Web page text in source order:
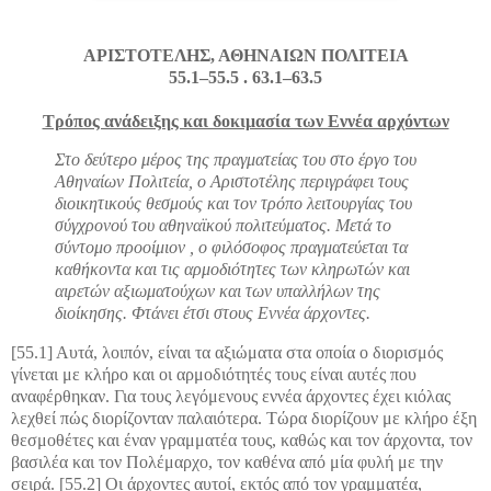
ΑΡΙΣΤΟΤΕΛΗΣ, ΑΘΗΝΑΙΩΝ ΠΟΛΙΤΕΙΑ
55.1–55.5 . 63.1–63.5
Τρόπος ανάδειξης και δοκιμασία των Εννέα αρχόντων
Στο δεύτερο μέρος της πραγματείας του στο έργο του
Αθηναίων Πολιτεία, ο Αριστοτέλης περιγράφει τους
διοικητικούς θεσμούς και τον τρόπο λειτουργίας του
σύγχρονού του αθηναϊκού πολιτεύματος. Μετά το
σύντομο προοίμιον , ο φιλόσοφος πραγματεύεται τα
καθήκοντα και τις αρμοδιότητες των κληρωτών και
αιρετών αξιωματούχων και των υπαλλήλων της
διοίκησης. Φτάνει έτσι στους Εννέα άρχοντες.
[55.1] Αυτά, λοιπόν, είναι τα αξιώματα στα οποία ο διορισμός
γίνεται με κλήρο και οι αρμοδιότητές τους είναι αυτές που
αναφέρθηκαν. Για τους λεγόμενους εννέα άρχοντες έχει κιόλας
λεχθεί πώς διορίζονταν παλαιότερα. Τώρα διορίζουν με κλήρο έξη
θεσμοθέτες και έναν γραμματέα τους, καθώς και τον άρχοντα, τον
βασιλέα και τον Πολέμαρχο, τον καθένα από μία φυλή με την
σειρά. [55.2] Οι άρχοντες αυτοί, εκτός από τον γραμματέα,